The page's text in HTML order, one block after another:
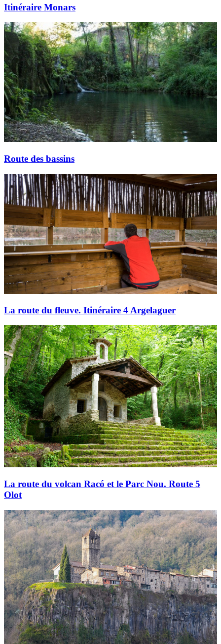
Itinéraire Monars
Route des bassins
La route du fleuve. Itinéraire 4 Argelaguer
La route du volcan Racó et le Parc Nou. Route 5
Olot